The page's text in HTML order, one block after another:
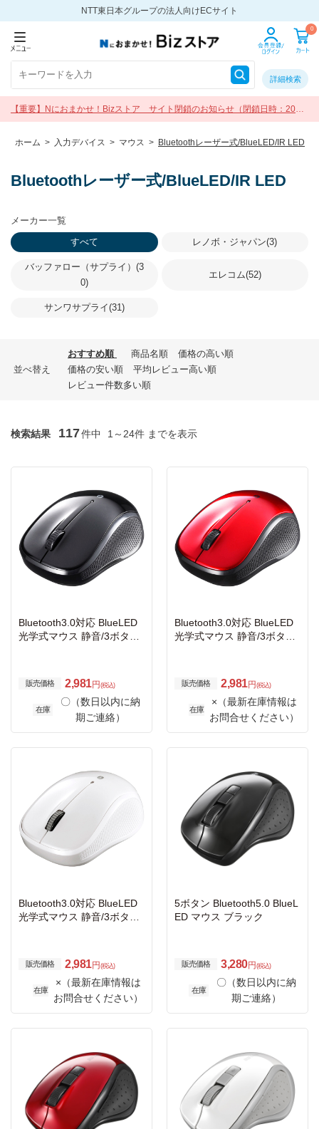
NTT東日本グループの法人向けECサイト
0
詳細検索
【重要】Nにおまかせ！Bizストア サイト閉鎖のお知らせ（閉鎖日時：2026
年9月30日 17:00）
ホーム > 入力デバイス > マウス > Bluetoothレーザー式/BlueLED/IR LED
Bluetoothレーザー式/BlueLED/IR LED
メーカー一覧
すべて
レノボ・ジャパン(3)
バッファロー（サプライ）(3
0)
エレコム(52)
サンワサプライ(31)
並べ替え
おすすめ順 商品名順
価格の高い順
価格の安い順
平均レビュー高い順
レビュー件数多い順
検索結果 117件中 1～24件 までを表示
Bluetooth3.0対応 BlueLED
光学式マウス 静音/3ボタン
販売価格 2,981円 (税込)
在庫
〇（数日以内に納
期ご連絡）
Bluetooth3.0対応 BlueLED
光学式マウス 静音/3ボタン
販売価格 2,981円 (税込)
在庫
×（最新在庫情報は
お問合せください）
Bluetooth3.0対応 BlueLED
光学式マウス 静音/3ボタン
販売価格 2,981円 (税込)
在庫
×（最新在庫情報は
お問合せください）
5ボタン Bluetooth5.0 BlueL
ED マウス ブラック
販売価格 3,280円 (税込)
在庫
〇（数日以内に納
期ご連絡）